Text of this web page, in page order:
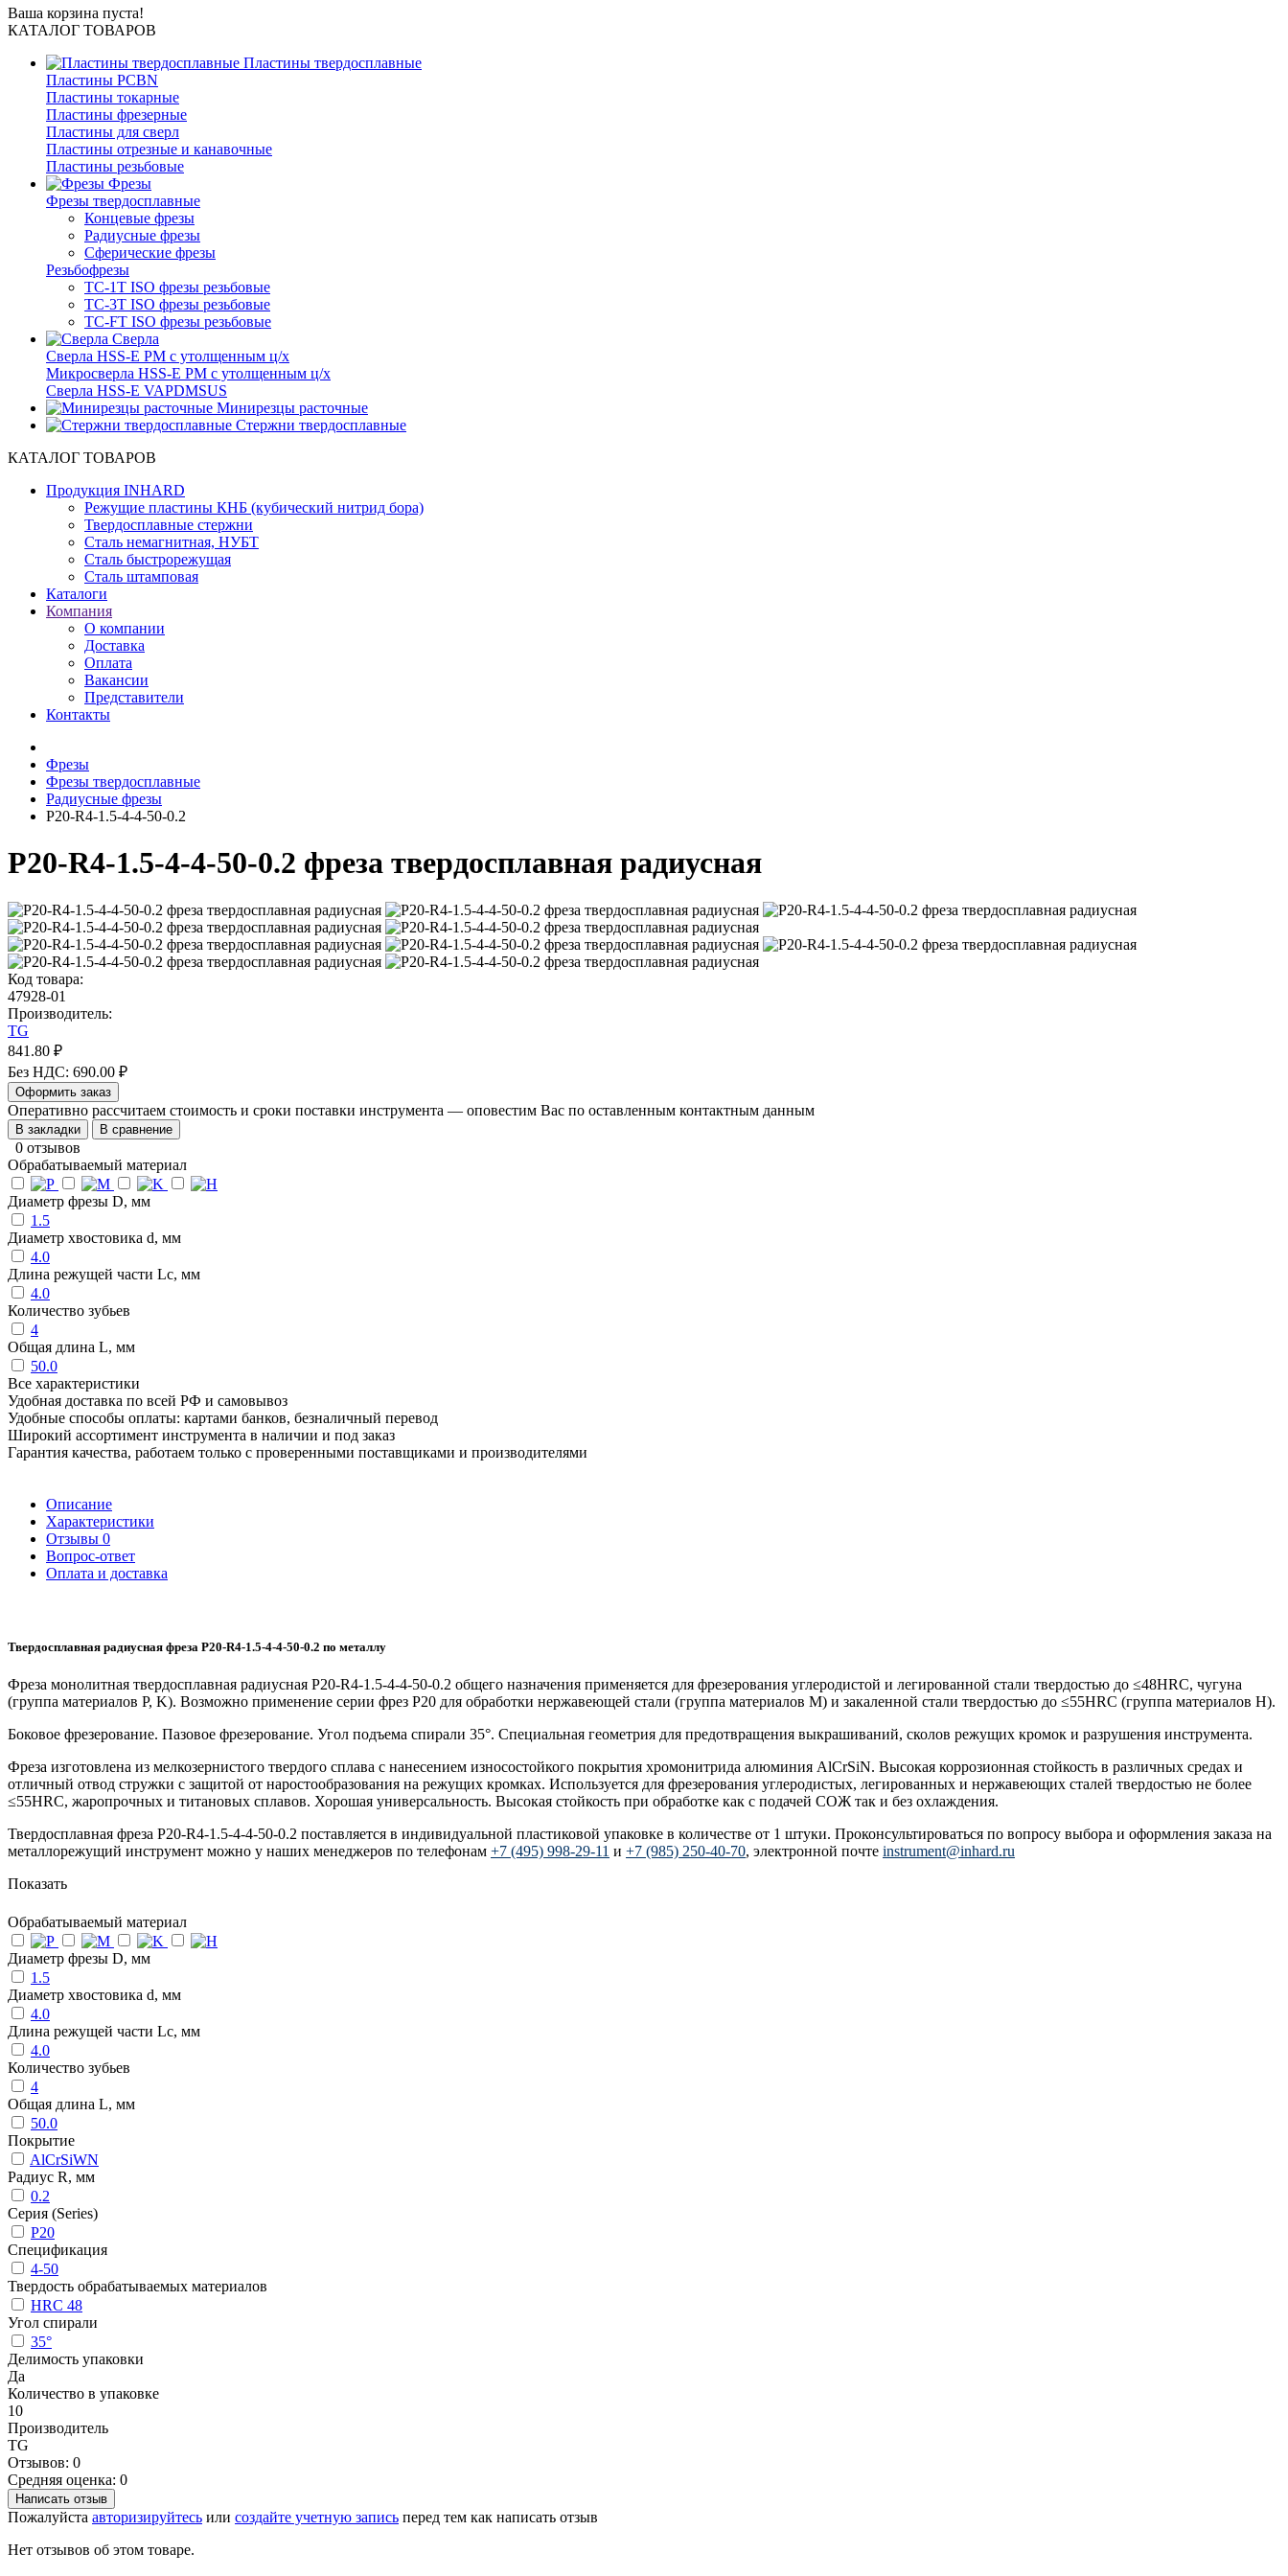
Ваша корзина пуста!
КАТАЛОГ ТОВАРОВ
Пластины твердосплавные
Пластины PCBN
Пластины токарные
Пластины фрезерные
Пластины для сверл
Пластины отрезные и канавочные
Пластины резьбовые
Фрезы
Фрезы твердосплавные
Концевые фрезы
Радиусные фрезы
Сферические фрезы
Резьбофрезы
TC-1T ISO фрезы резьбовые
TC-3T ISO фрезы резьбовые
TC-FT ISO фрезы резьбовые
Сверла
Cверла HSS-E PM c утолщенным ц/х
Микросверла HSS-E PM c утолщенным ц/х
Сверла HSS-E VAPDMSUS
Минирезцы расточные
Cтержни твердосплавные
КАТАЛОГ ТОВАРОВ
Продукция INHARD
Режущие пластины КНБ (кубический нитрид бора)
Твердосплавные стержни
Сталь немагнитная, НУБТ
Сталь быстрорежущая
Сталь штамповая
Каталоги
Компания
О компании
Доставка
Оплата
Вакансии
Представители
Контакты
Фрезы
Фрезы твердосплавные
Радиусные фрезы
P20-R4-1.5-4-4-50-0.2
P20-R4-1.5-4-4-50-0.2 фреза твердосплавная радиусная
Код товара:
47928-01
Производитель:
TG
841.80 ₽
Без НДС: 690.00 ₽
Оформить заказ
Оперативно рассчитаем стоимость и сроки поставки инструмента — оповестим Вас по оставленным контактным данным
В закладки В сравнение
0 отзывов
Обрабатываемый материал
Диаметр фрезы D, мм
1.5
Диаметр хвостовика d, мм
4.0
Длина режущей части Lc, мм
4.0
Количество зубьев
4
Общая длина L, мм
50.0
Все характеристики
Удобная доставка по всей РФ и самовывоз
Удобные способы оплаты: картами банков, безналичный перевод
Широкий ассортимент инструмента в наличии и под заказ
Гарантия качества, работаем только с проверенными поставщиками и производителями
Описание
Характеристики
Отзывы 0
Вопрос-ответ
Оплата и доставка
Твердосплавная радиусная фреза P20-R4-1.5-4-4-50-0.2 по металлу
Фреза монолитная твердосплавная радиусная P20-R4-1.5-4-4-50-0.2 общего назначения применяется для фрезерования углеродистой и легированной стали твердостью до ≤48HRC, чугуна
(группа материалов P, K). Возможно применение серии фрез P20 для обработки нержавеющей стали (группа материалов M) и закаленной стали твердостью до ≤55HRC (группа материалов H).
Боковое фрезерование. Пазовое фрезерование. Угол подъема спирали 35°. Специальная геометрия для предотвращения выкрашиваний, сколов режущих кромок и разрушения инструмента.
Фреза изготовлена из мелкозернистого твердого сплава с нанесением износостойкого покрытия хромонитрида алюминия AlCrSiN. Высокая коррозионная стойкость в различных средах и
отличный отвод стружки с защитой от наростообразования на режущих кромках. Используется для фрезерования углеродистых, легированных и нержавеющих сталей твердостью не более
≤55HRC, жаропрочных и титановых сплавов. Хорошая универсальность. Высокая стойкость при обработке как с подачей СОЖ так и без охлаждения.
Твердосплавная фреза P20-R4-1.5-4-4-50-0.2 поставляется в индивидуальной пластиковой упаковке в количестве от 1 штуки. Проконсультироваться по вопросу выбора и оформления заказа на
металлорежущий инструмент можно у наших менеджеров по телефонам +7 (495) 998-29-11 и +7 (985) 250-40-70, электронной почте instrument@inhard.ru
Показать
Обрабатываемый материал
Диаметр фрезы D, мм
1.5
Диаметр хвостовика d, мм
4.0
Длина режущей части Lc, мм
4.0
Количество зубьев
4
Общая длина L, мм
50.0
Покрытие
AlCrSiWN
Радиус R, мм
0.2
Серия (Series)
P20
Спецификация
4-50
Твердость обрабатываемых материалов
HRC 48
Угол спирали
35°
Делимость упаковки
Да
Количество в упаковке
10
Производитель
TG
Отзывов: 0
Средняя оценка: 0
Написать отзыв
Пожалуйста авторизируйтесь или создайте учетную запись перед тем как написать отзыв
Нет отзывов об этом товаре.